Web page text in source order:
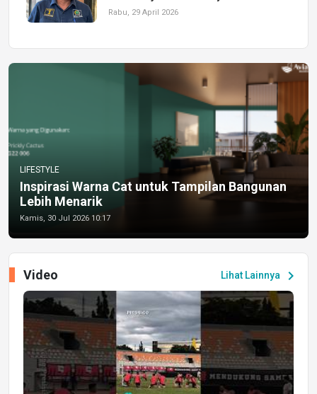
Rabu, 29 April 2026
LIFESTYLE
Inspirasi Warna Cat untuk Tampilan Bangunan
Lebih Menarik
Kamis, 30 Jul 2026 10:17
Lihat Lainnya chevron_right
Video